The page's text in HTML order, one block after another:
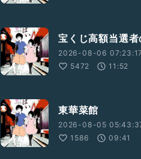
宝くじ高額当選
2026-08-06
5472
11:52
東華菜館
2026-08-05
1586
09:41